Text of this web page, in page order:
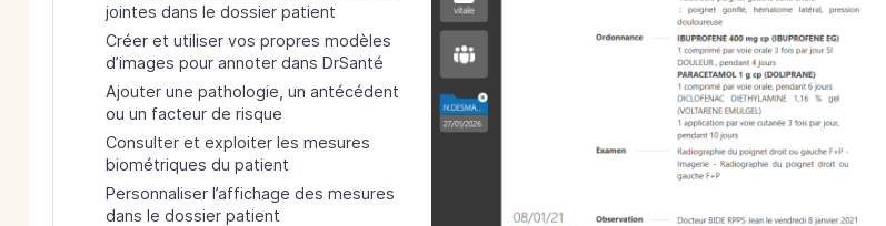
jointes dans le dossier patient
Créer et utiliser vos propres modèles
d’images pour annoter dans DrSanté
Ajouter une pathologie, un antécédent
ou un facteur de risque
Consulter et exploiter les mesures
biométriques du patient
Personnaliser l’affichage des mesures
dans le dossier patient